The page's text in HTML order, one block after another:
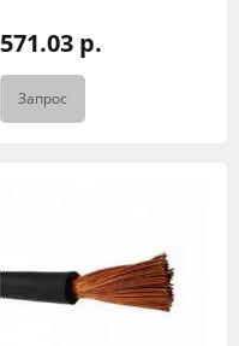
571.03 р.
Запрос